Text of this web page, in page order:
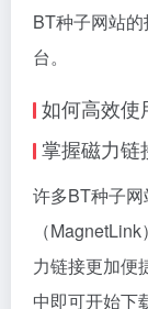
BT种子网站
台。
如何高效使
掌握磁力链
许多BT种子
（
力链接更加便
中即可开始下